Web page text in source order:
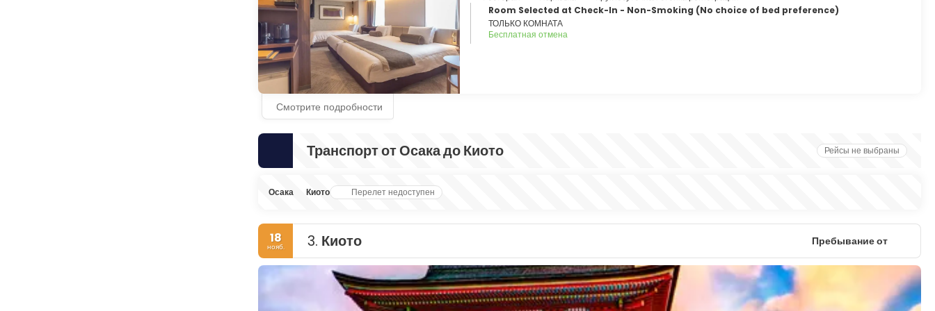
Room Selected at Check-In - Non-Smoking (No choice of bed preference)
ТОЛЬКО КОМНАТА
Бесплатная отмена
Смотрите подробности
Транспорт от Осака до Киото Рейсы не выбраны
Осака Киото Перелет недоступен
18
нояб. 3. Киото Пребывание от